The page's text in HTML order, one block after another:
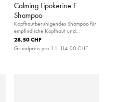
Calming Lipokerine E
Shampoo
Kopfhautberuhigendes Shampoo für
empfindliche Kopfhaut und
strapaziertes Haar
28.50 CHF
Grundpreis pro 1 l: 114.00 CHF